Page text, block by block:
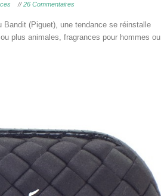
//26 Commentaires
(Piguet), une tendance se réinstalle
plus animales, fragrances pour hommes ou